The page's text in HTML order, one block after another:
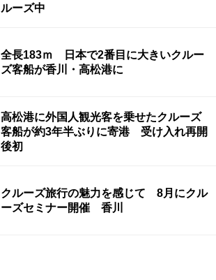
ルーズ中
全長183ｍ 日本で2番目に大きいクルー
ズ客船が香川・高松港に
高松港に外国人観光客を乗せたクルーズ
客船が約3年半ぶりに寄港 受け入れ再開
後初
クルーズ旅行の魅力を感じて 8月にクル
ーズセミナー開催 香川